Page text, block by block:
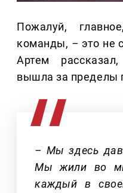
Пожалуй,
команды, – это не
Артем
вышла за пределы
– Мы здесь
Мы жили во
каждый в